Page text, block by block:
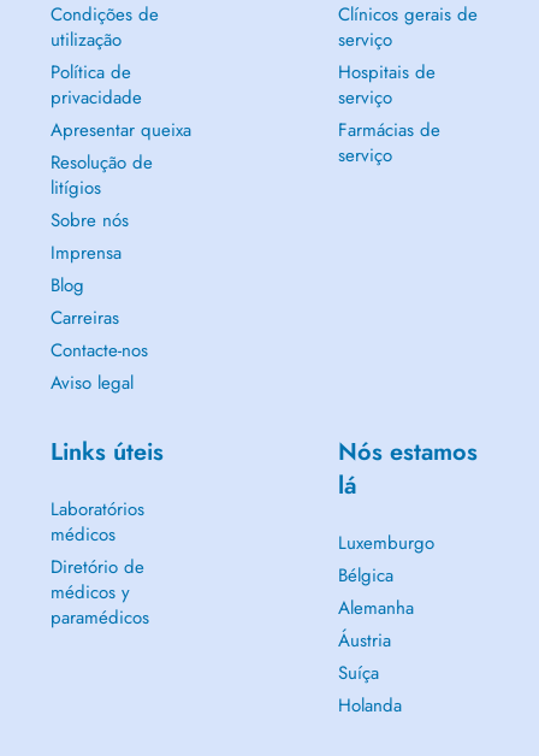
Condições de
utilização
Política de
privacidade
Apresentar queixa
Resolução de
litígios
Sobre nós
Imprensa
Blog
Carreiras
Contacte-nos
Aviso legal
Clínicos gerais de
serviço
Hospitais de
serviço
Farmácias de
serviço
Links úteis
Laboratórios
médicos
Diretório de
médicos y
paramédicos
Nós estamos
lá
Luxemburgo
Bélgica
Alemanha
Áustria
Suíça
Holanda